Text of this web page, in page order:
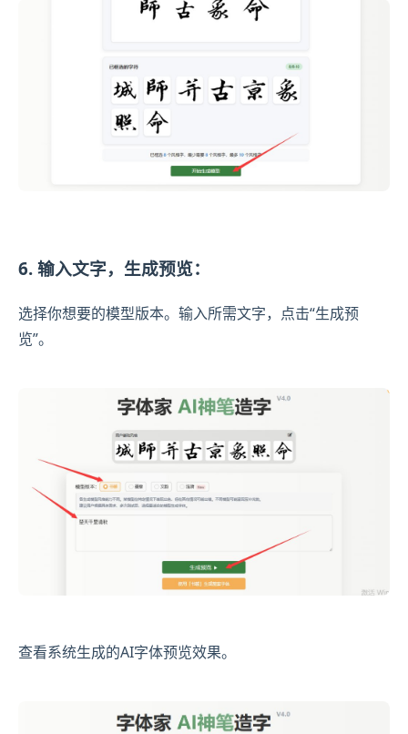
6. 输入文字，生成预览：
选择你想要的模型版本。输入所需文字，点击“生成预
览”。
查看系统生成的AI字体预览效果。